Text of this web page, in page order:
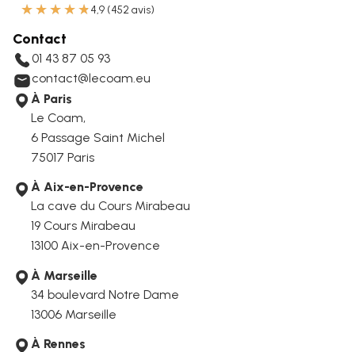
★ ★ ★ ★ ★4,9 (452 avis)
Contact
01 43 87 05 93
contact@lecoam.eu
À Paris
Le Coam,
6 Passage Saint Michel
75017 Paris
À Aix-en-Provence
La cave du Cours Mirabeau
19 Cours Mirabeau
13100 Aix-en-Provence
À Marseille
34 boulevard Notre Dame
13006 Marseille
À Rennes